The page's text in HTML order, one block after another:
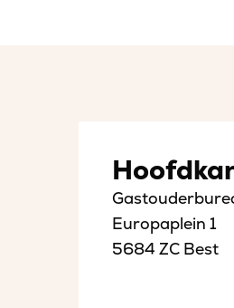
Europaplein 1
5684 ZC Best